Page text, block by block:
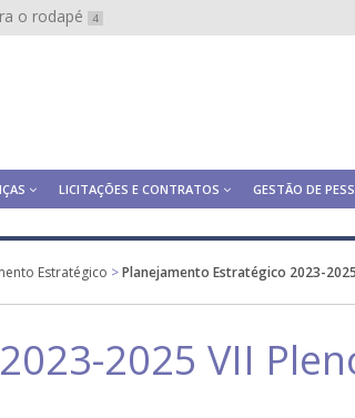
o rodapé 4
LICITAÇÕES E CONTRATOS GESTÃO DE
Estratégico >Planejamento Estratégico 2023-
2025 VII